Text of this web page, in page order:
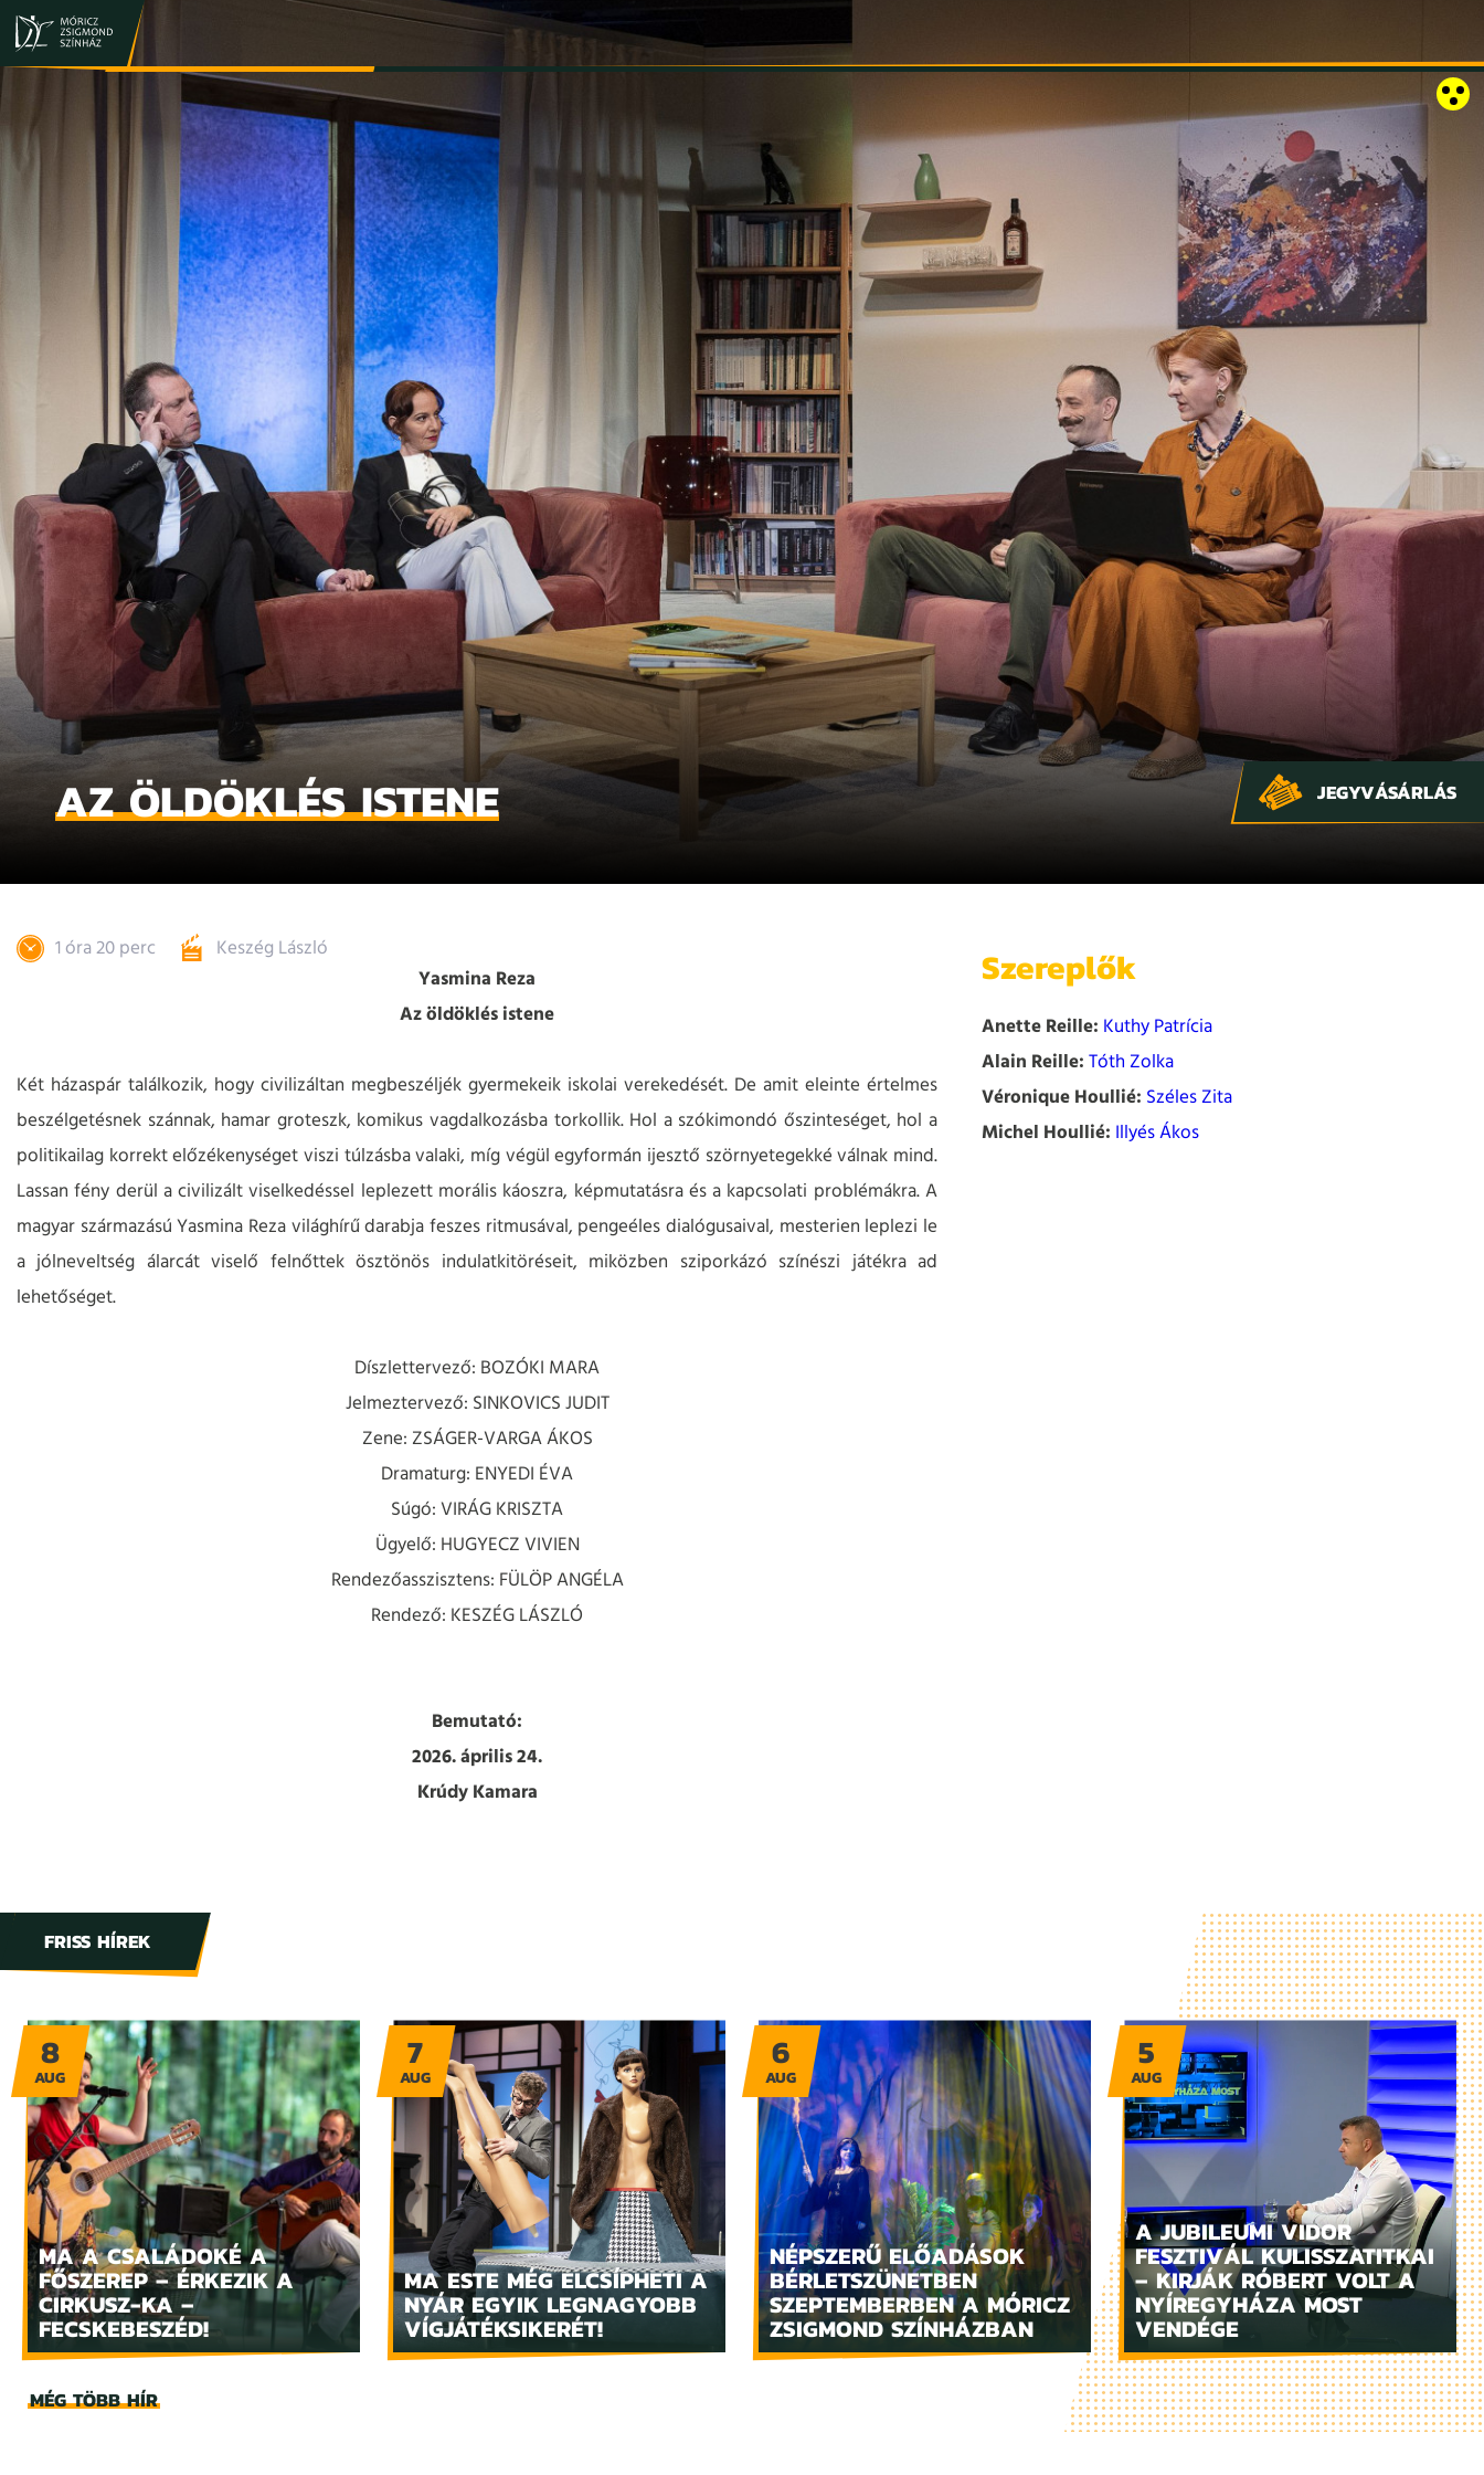
JEGY- ÉS BÉRLETVÁSÁRLÁS ELŐADÁSOK KAPCSOLAT EN
AZ ÖLDÖKLÉS ISTENE JEGYVÁSÁRLÁS
1 óra 20 perc
Keszég László
Yasmina Reza
Az öldöklés istene
Két házaspár találkozik, hogy civilizáltan megbeszéljék gyermekeik iskolai verekedését. De amit eleinte értelmes
beszélgetésnek szánnak, hamar groteszk, komikus vagdalkozásba torkollik. Hol a szókimondó őszinteséget, hol a
politikailag korrekt előzékenységet viszi túlzásba valaki, míg végül egyformán ijesztő szörnyetegekké válnak mind.
Lassan fény derül a civilizált viselkedéssel leplezett morális káoszra, képmutatásra és a kapcsolati problémákra. A
magyar származású Yasmina Reza világhírű darabja feszes ritmusával, pengeéles dialógusaival, mesterien leplezi le
a jólneveltség álarcát viselő felnőttek ösztönös indulatkitöréseit, miközben sziporkázó színészi játékra ad
lehetőséget.
Díszlettervező: BOZÓKI MARA
Jelmeztervező: SINKOVICS JUDIT
Zene: ZSÁGER-VARGA ÁKOS
Dramaturg: ENYEDI ÉVA
Súgó: VIRÁG KRISZTA
Ügyelő: HUGYECZ VIVIEN
Rendezőasszisztens: FÜLÖP ANGÉLA
Rendező: KESZÉG LÁSZLÓ
Bemutató:
2026. április 24.
Krúdy Kamara
Szereplők
Anette Reille: Kuthy Patrícia
Alain Reille:Tóth Zolka
Véronique Houllié: Széles Zita
Michel Houllié: Illyés Ákos
FRISS HÍREK
MA A CSALÁDOKÉ A
FŐSZEREP – ÉRKEZIK A
CIRKUSZ-KA –
FECSKEBESZÉD!
8
AUG
MA ESTE MÉG ELCSÍPHETI A
NYÁR EGYIK LEGNAGYOBB
VÍGJÁTÉKSIKERÉT!
7
AUG
NÉPSZERŰ ELŐADÁSOK
BÉRLETSZÜNETBEN
SZEPTEMBERBEN A MÓRICZ
ZSIGMOND SZÍNHÁZBAN
6
AUG
A JUBILEUMI VIDOR
FESZTIVÁL KULISSZATITKAI
– KIRJÁK RÓBERT VOLT A
NYÍREGYHÁZA MOST
VENDÉGE
5
AUG
MÉG TÖBB HÍR